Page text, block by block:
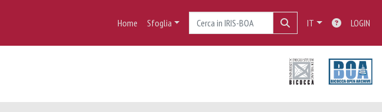
Home Sfoglia IT LOGIN